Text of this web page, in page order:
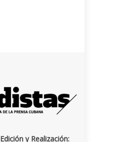
Edición y Realización: